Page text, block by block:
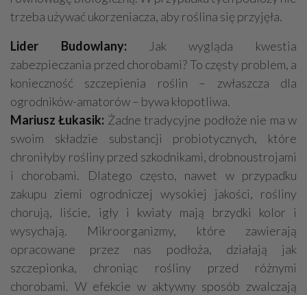
trzeba używać ukorzeniacza, aby roślina się przyjęła.
Lider Budowlany:Jak wygląda kwestia
zabezpieczania przed chorobami? To częsty problem, a
konieczność szczepienia roślin – zwłaszcza dla
ogrodników-amatorów – bywa kłopotliwa.
Mariusz Łukasik: Żadne tradycyjne podłoże nie ma w
swoim składzie substancji probiotycznych, które
chroniłyby rośliny przed szkodnikami, drobnoustrojami
i chorobami. Dlatego często, nawet w przypadku
zakupu ziemi ogrodniczej wysokiej jakości, rośliny
chorują, liście, igły i kwiaty mają brzydki kolor i
wysychają. Mikroorganizmy, które zawierają
opracowane przez nas podłoża, działają jak
szczepionka, chroniąc rośliny przed różnymi
chorobami. W efekcie w aktywny sposób zwalczają